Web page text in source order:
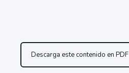
Descarga este contenido en PDF